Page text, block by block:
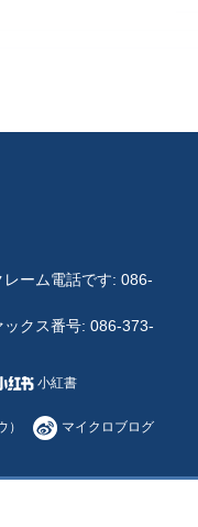
ーム電話です: 086-
クス番号: 086-373-
小紅書
マイクロブログ